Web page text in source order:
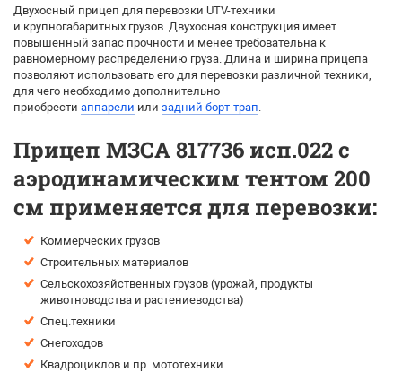
Двухосный прицеп для перевозки UTV-техники
и крупногабаритных грузов. Двухосная конструкция имеет
повышенный запас прочности и менее требовательна к
равномерному распределению груза. Длина и ширина прицепа
позволяют использовать его для перевозки различной техники,
для чего необходимо дополнительно
приобрести аппарели или задний борт-трап.
Прицеп МЗСА 817736 исп.022 с
аэродинамическим тентом 200
см применяется для перевозки:
Коммерческих грузов
Строительных материалов
Сельскохозяйственных грузов (урожай, продукты
животноводства и растениеводства)
Спец.техники
Снегоходов
Квадроциклов и пр. мототехники